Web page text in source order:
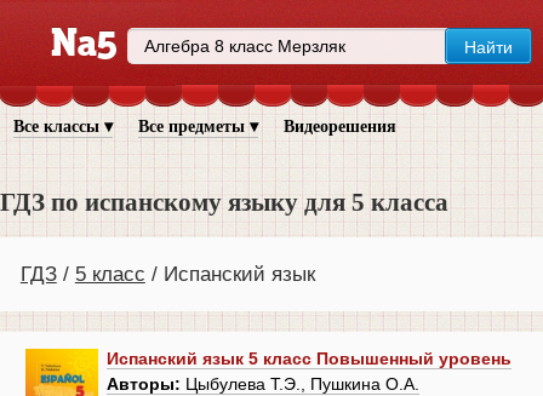
Все классы ▾ Все предметы ▾ Видеорешения
ГДЗ по испанскому языку для 5 класса
ГДЗ 5 класс Испанский язык
Испанский язык 5 класс Повышенный уровень
Авторы: Цыбулева Т.Э., Пушкина О.А.